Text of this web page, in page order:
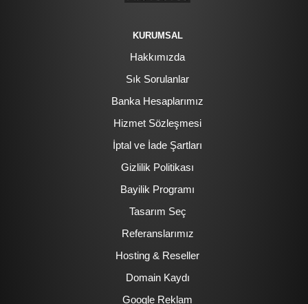
KURUMSAL
Hakkımızda
Sık Sorulanlar
Banka Hesaplarımız
Hizmet Sözleşmesi
İptal ve İade Şartları
Gizlilik Politikası
Bayilik Programı
Tasarım Seç
Referanslarımız
Hosting & Reseller
Domain Kaydı
Google Reklam